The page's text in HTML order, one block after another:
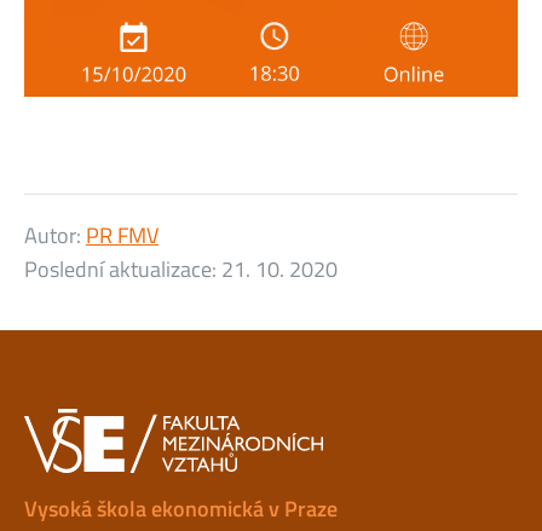
Autor: PR FMV
Poslední aktualizace: 21. 10. 2020
Vysoká škola ekonomická v Praze